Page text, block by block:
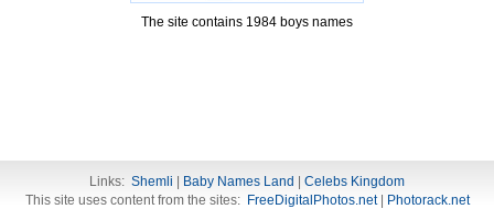
The site contains 1984 boys names
Links: Shemli Baby Names Land
Celebs Kingdom
This site uses content from the sites: FreeDigitalPhotos.net| Photorack.net